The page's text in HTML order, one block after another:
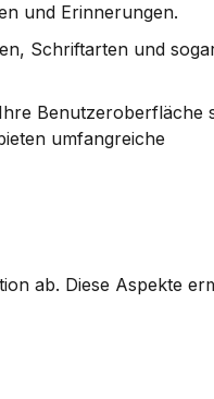
und Erinnerungen.
Schriftarten und
Benutzeroberfläche
umfangreiche
ab. Diese Aspekte